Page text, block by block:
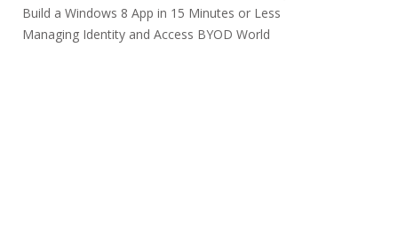
Build a Windows 8 App in 15 Minutes or Less
Managing Identity and Access BYOD World